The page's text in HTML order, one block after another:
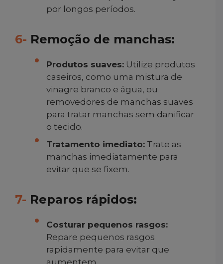
por longos períodos.
6- Remoção de manchas:
Produtos suaves: Utilize produtos
caseiros, como uma mistura de
vinagre branco e água, ou
removedores de manchas suaves
para tratar manchas sem danificar
o tecido.
Tratamento imediato: Trate as
manchas imediatamente para
evitar que se fixem.
7- Reparos rápidos:
Costurar pequenos rasgos:
Repare pequenos rasgos
rapidamente para evitar que